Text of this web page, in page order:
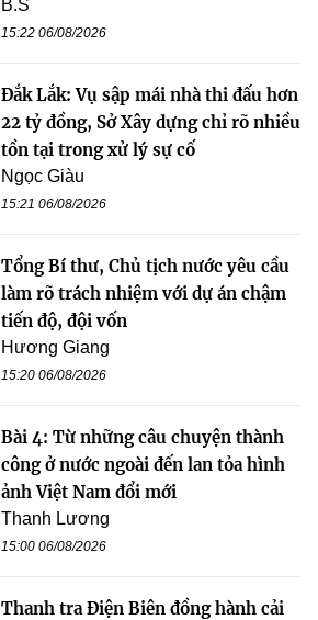
B.S
15:22 06/08/2026
Đắk Lắk: Vụ sập mái nhà thi đấu hơn
22 tỷ đồng, Sở Xây dựng chỉ rõ nhiều
tồn tại trong xử lý sự cố
Ngọc Giàu
15:21 06/08/2026
Tổng Bí thư, Chủ tịch nước yêu cầu
làm rõ trách nhiệm với dự án chậm
tiến độ, đội vốn
Hương Giang
15:20 06/08/2026
Bài 4: Từ những câu chuyện thành
công ở nước ngoài đến lan tỏa hình
ảnh Việt Nam đổi mới
Thanh Lương
15:00 06/08/2026
Thanh tra Điện Biên đồng hành cải